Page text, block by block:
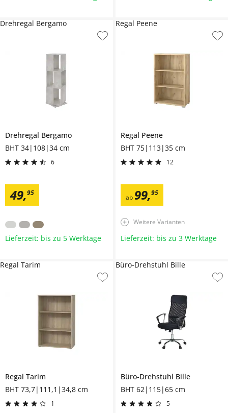
Drehregal Bergamo
BHT 34|108|34 cm
6
49,95
Drehregal Bergamo
Lieferzeit: bis zu 5 Werktage
Regal Peene
BHT 75|113|35 cm
12
ab 99,95
Regal Peene
Weitere Varianten
Lieferzeit: bis zu 3 Werktage
Regal Tarim
BHT 73,7|111,1|34,8 cm
1
Regal Tarim
Büro-Drehstuhl Bille
BHT 62|115|65 cm
5
Büro-Drehstuhl Bille